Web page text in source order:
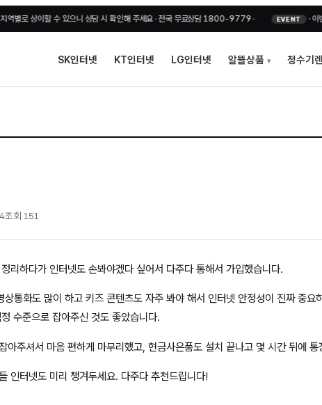
상이할 수 있으니 상담 시 확인해 주세요•전국 무료상담 1800-9779• EVENT ·이번 달
SK인터넷 KT인터넷 LG인터넷 알뜰상품 정수기
조회 151
리하다가 인터넷도 손봐야겠다 싶어서 다주다 통해서 가입했습니다.
통화도 많이 하고 키즈 콘텐츠도 자주 봐야 해서 인터넷 안정성이 진짜 중
수준으로 잡아주신 것도 좋았습니다.
아주셔서 마음 편하게 마무리했고, 현금사은품도 설치 끝나고 몇 시간 뒤에
인터넷도 미리 챙겨두세요. 다주다 추천드립니다!